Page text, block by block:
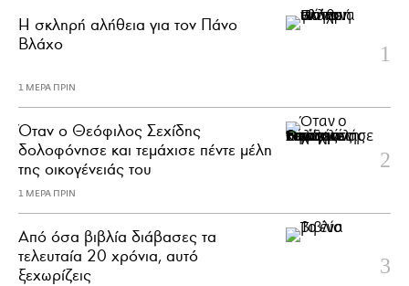
H σκληρή αλήθεια για τον Πάνο
Βλάχο
1 ΜΕΡΑ ΠΡΙΝ
Όταν ο Θεόφιλος Σεχίδης
δολοφόνησε και τεμάχισε πέντε μέλη
της οικογένειάς του
1 ΜΕΡΑ ΠΡΙΝ
Από όσα βιβλία διάβασες τα
τελευταία 20 χρόνια, αυτό
ξεχωρίζεις